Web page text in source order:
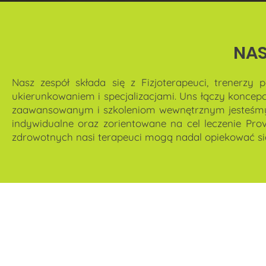
Nasz zespół składa się z Fizjoterapeuci, trenerzy
ukierunkowaniem i specjalizacjami. Uns łączy
zaawansowanym i szkoleniom wewnętrznym
indywidualne oraz zorientowane na cel leczenie
zdrowotnych nasi terapeuci mogą nadal opiekować